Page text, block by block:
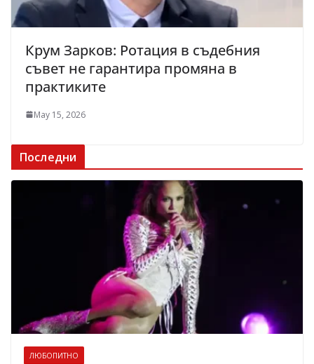
Крум Зарков: Ротация в съдебния
съвет не гарантира промяна в
практиките
May 15, 2026
Последни
ЛЮБОПИТНО